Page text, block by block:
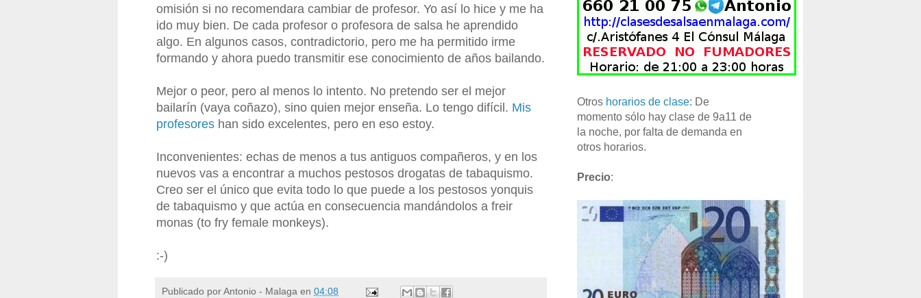
omisión si no recomendara cambiar de profesor. Yo así lo hice y me ha
ido muy bien. De cada profesor o profesora de salsa he aprendido
algo. En algunos casos, contradictorio, pero me ha permitido irme
formando y ahora puedo transmitir ese conocimiento de años bailando.
Mejor o peor, pero al menos lo intento. No pretendo ser el mejor
bailarín (vaya coñazo), sino quien mejor enseña. Lo tengo difícil. Mis
profesores han sido excelentes, pero en eso estoy.
Inconvenientes: echas de menos a tus antiguos compañeros, y en los
nuevos vas a encontrar a muchos pestosos drogatas de tabaquismo.
Creo ser el único que evita todo lo que puede a los pestosos yonquis
de tabaquismo y que actúa en consecuencia mandándolos a freir
monas (to fry female monkeys).
:-)
Publicado porAntonio - Malaga en 04:08
Otros horarios de clase: De
momento sólo hay clase de 9a11 de
la noche, por falta de demanda en
otros horarios.
Precio: